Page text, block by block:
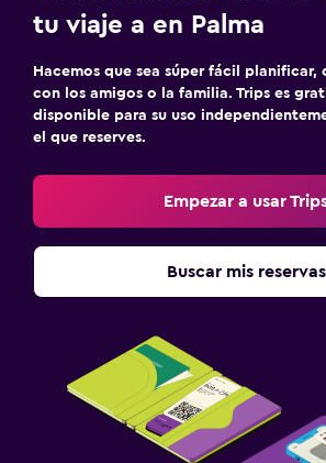
tu viaje a en Palma
Hacemos que sea súper fácil planificar,
con los amigos o la familia. Trips es
disponible para su uso
el que reserves.
Empezar a usar
Buscar mis reservas